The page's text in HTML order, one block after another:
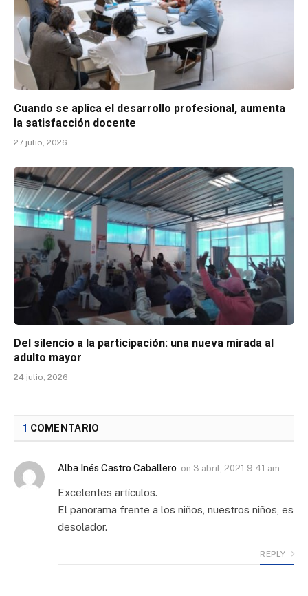
Cuando se aplica el desarrollo profesional, aumenta
la satisfacción docente
27 julio, 2026
Del silencio a la participación: una nueva mirada al
adulto mayor
24 julio, 2026
1 COMENTARIO
Alba Inés Castro Caballero on 3 abril, 2021 9:41 am
Excelentes artículos.
El panorama frente a los niños, nuestros niños, es
desolador.
REPLY